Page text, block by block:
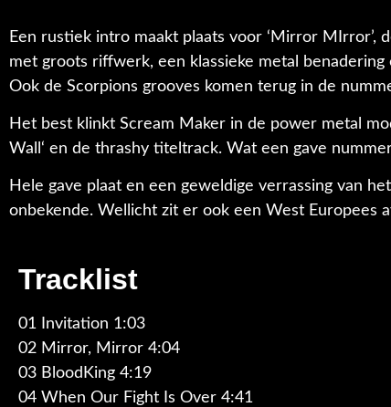
Een rustiek intro maakt plaats voor ‘Mirror
met groots riffwerk, een klassieke metal
Ook de Scorpions grooves komen terug in de
Het best klinkt Scream Maker in de power metal
Wall‘ en de thrashy titeltrack. Wat een gave
Hele gave plaat en een geweldige verrassing van
onbekende. Wellicht zit er ook een West Europees
Tracklist
01 Invitation 1:03
02 Mirror, Mirror 4:04
03 BloodKing 4:19
04 When Our Fight Is Over 4:41